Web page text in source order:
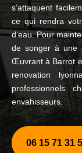
s’attaquent
ce qui rendra
d’eau. Pour
de songer à une
Œuvrant à Barrot
renovation
professionnels
envahisseurs.
06 15 71 31